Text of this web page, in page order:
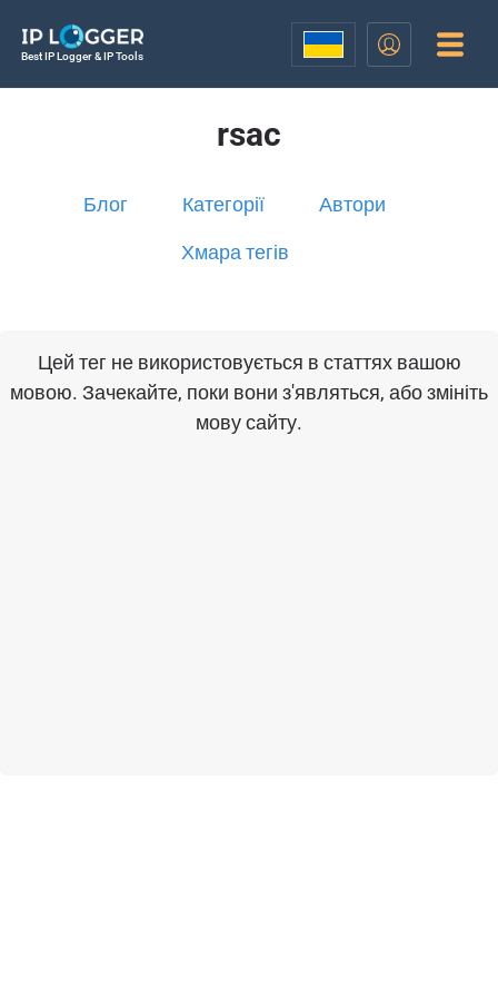
Best IP Logger & IP Tools
rsac
Блог Категорії Автори
Хмара тегів